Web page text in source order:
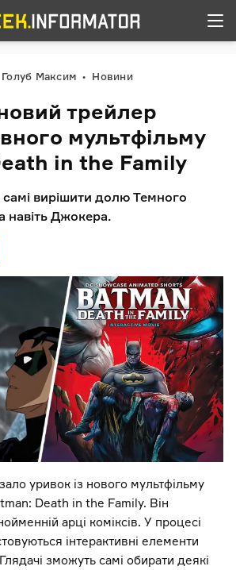
Голуб Максим Новини
трейлер
мультфільму
in the Family
самі вирішити долю Темного
навіть Джокера.
уривок із нового мультфільму
Death in the Family. Він
арці коміксів. У процесі
інтерактивні елементи
зможуть самі обирати деякі